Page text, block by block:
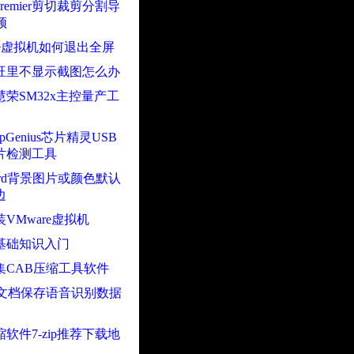
剪切裁剪分割导
拟机如何退出全屏
里不显示截图怎么办
荣SM32x主控量产工
芯片精灵USB
检测工具
背景图片或颜色默认
VMware虚拟机
础知识入门
CAB压缩工具软件
档保存语音识别数据
软件7-zip推荐下载地